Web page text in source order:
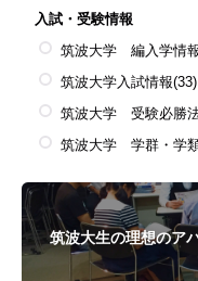
入試・受験情報
筑波大学 編入学情
筑波大学入試情報(33)
筑波大学 受験必勝
筑波大学 学群・学
筑波大生の理想のア